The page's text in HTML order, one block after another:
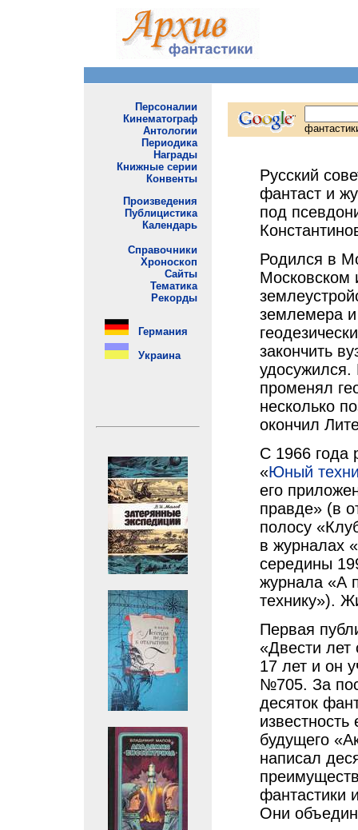
Русский
фантаст и
под
Родился в
Московском
землемера и
закончить
удосужился.
променял
несколько
окончил
С 1966 года
«Юный
его
правде» (в
полосу
в журналах
середины
журнала «А
технику»).
Первая
«Двести лет
17 лет и он
№705. За
десяток
будущего
написал
фантастики
Они